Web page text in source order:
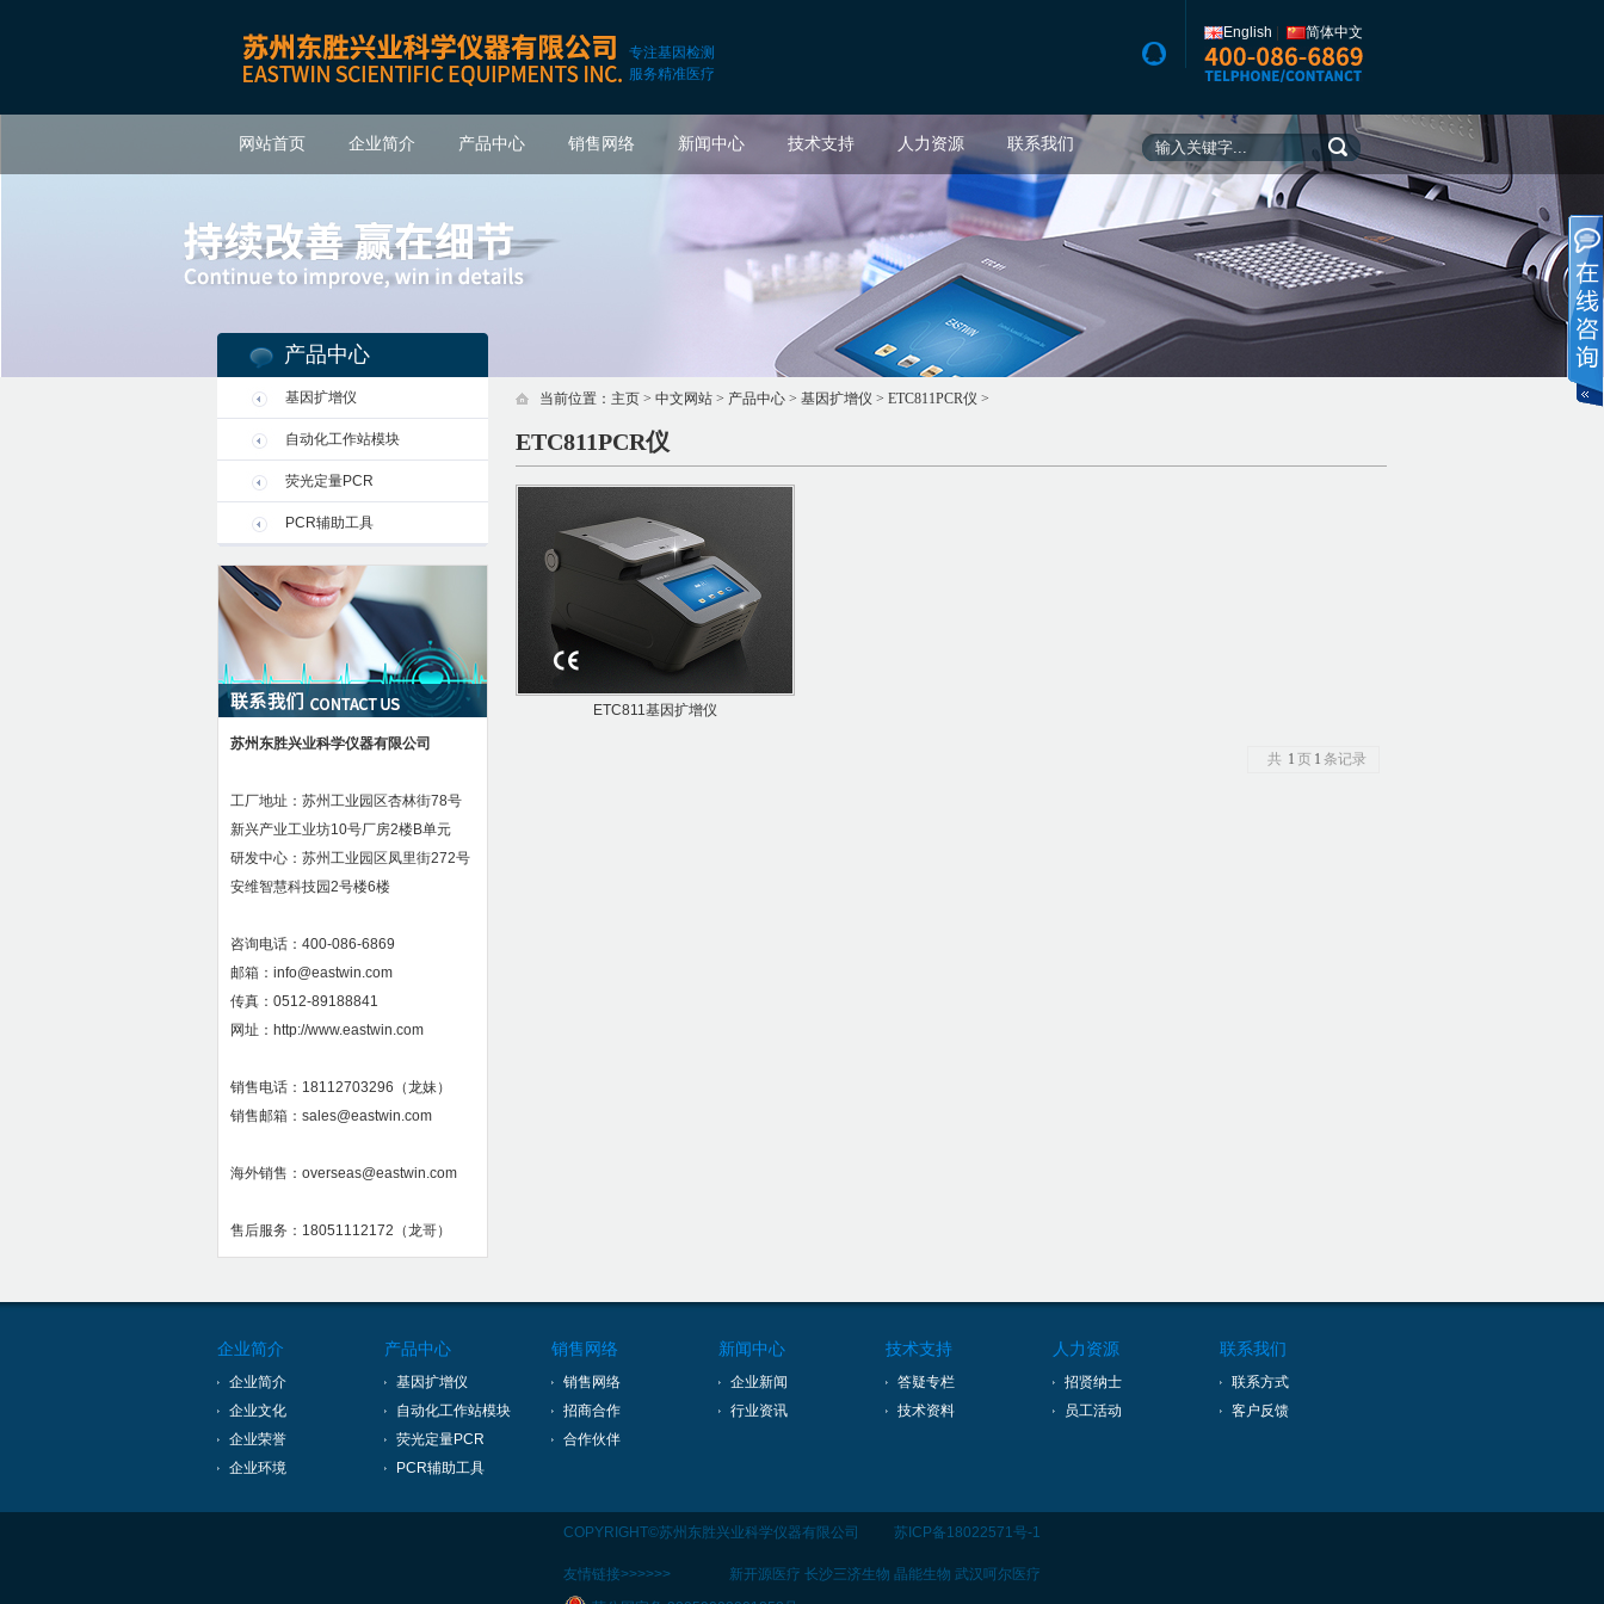
专注基因检测
服务精准医疗
English 简体中文
网站首页 企业简介 产品中心 销售网络 新闻中心 技术支持 人力资源 联系我们
产品中心
基因扩增仪
自动化工作站模块
荧光定量PCR
PCR辅助工具
苏州东胜兴业科学仪器有限公司
工厂地址：苏州工业园区杏林街78号
新兴产业工业坊10号厂房2楼B单元
研发中心：苏州工业园区凤里街272号
安维智慧科技园2号楼6楼
咨询电话：400-086-6869
邮箱：info@eastwin.com
传真：0512-89188841
网址：http://www.eastwin.com
销售电话：18112703296（龙妹）
销售邮箱：sales@eastwin.com
海外销售：overseas@eastwin.com
售后服务：18051112172（龙哥）
当前位置： 主页 > 中文网站 > 产品中心 > 基因扩增仪 > ETC811PCR仪 >
ETC811PCR仪
ETC811基因扩增仪
共 1 页 1 条记录
企业简介
企业简介
企业文化
企业荣誉
企业环境
产品中心
基因扩增仪
自动化工作站模块
荧光定量PCR
PCR辅助工具
销售网络
销售网络
招商合作
合作伙伴
新闻中心
企业新闻
行业资讯
技术支持
答疑专栏
技术资料
人力资源
招贤纳士
员工活动
联系我们
联系方式
客户反馈
苏ICP备18022571号-1
COPYRIGHT©苏州东胜兴业科学仪器有限公司
新开源医疗 长沙三济生物 晶能生物 武汉呵尔医疗
友情链接>>>>>>